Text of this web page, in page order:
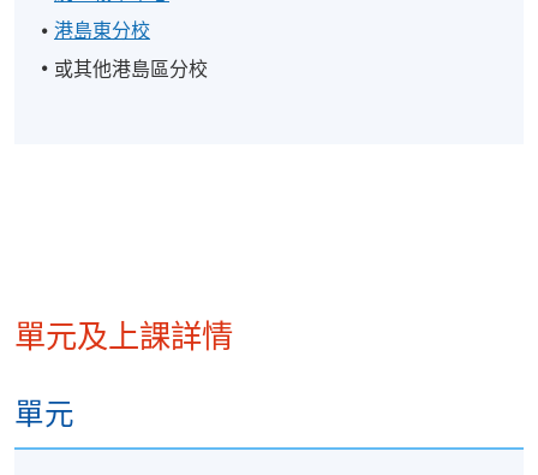
港島東分校
或其他港島區分校
單元及上課詳情
單元